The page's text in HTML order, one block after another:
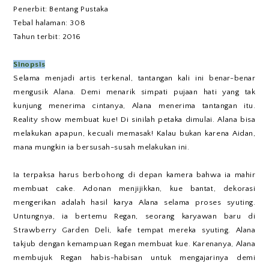
Penerbit: Bentang Pustaka
Tebal halaman: 308
Tahun terbit: 2016
Sinopsis
Selama menjadi artis terkenal, tantangan kali ini benar-benar
mengusik Alana. Demi menarik simpati pujaan hati yang tak
kunjung menerima cintanya, Alana menerima tantangan itu.
Reality show membuat kue! Di sinilah petaka dimulai. Alana bisa
melakukan apapun, kecuali memasak! Kalau bukan karena Aidan,
mana mungkin ia bersusah-susah melakukan ini.
Ia terpaksa harus berbohong di depan kamera bahwa ia mahir
membuat cake. Adonan menjijikkan, kue bantat, dekorasi
mengerikan adalah hasil karya Alana selama proses syuting.
Untungnya, ia bertemu Regan, seorang karyawan baru di
Strawberry Garden Deli, kafe tempat mereka syuting. Alana
takjub dengan kemampuan Regan membuat kue. Karenanya, Alana
membujuk Regan habis-habisan untuk mengajarinya demi